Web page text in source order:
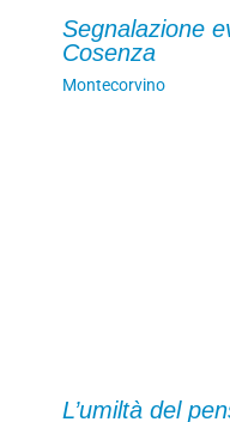
Segnalazione
Cosenza
Montecorvino
L’umiltà del